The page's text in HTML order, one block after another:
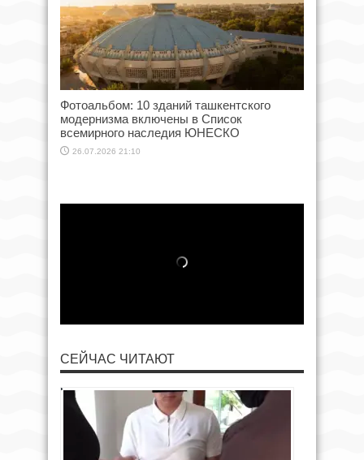
Фотоальбом: 10 зданий ташкентского
модернизма включены в Список
всемирного наследия ЮНЕСКО
26.07.2026 21:10
СЕЙЧАС ЧИТАЮТ